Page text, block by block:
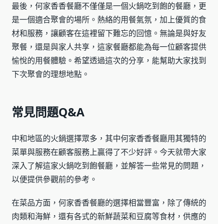
最後，何家香香餐廳不僅僅是一個火鍋吃到飽的餐廳，更
是一個適合聚會的場所。熱絡的用餐氣氛，加上優質的食
材和服務，讓顧客在這裡留下難忘的回憶。無論是與好友
聚餐，還是與家人共享，這家餐廳都能為每一位顧客提供
愉悅的用餐體驗。希望透過這次的分享，能幫助大家找到
下次聚會的理想地點。
常見問題Q&A
中和地區的火鍋選擇眾多，其中何家香香餐廳用其獨特的
菜單與服務在顧客服務上贏得了不少好評。今天就帶大家
深入了解這家火鍋吃到飽餐廳，並解答一些常見的問題，
以便提供參觀前的參考。
在菜品方面，何家香香餐廳的選擇相當豐富，除了傳統的
肉類和海鮮，還有各式的新鮮蔬菜和豆腐等食材，供應的